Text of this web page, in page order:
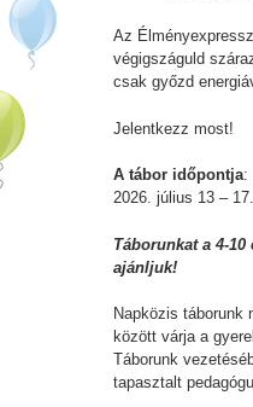
Az
végigszáguld
csak győzd
Jelentkezz most!
A tábor időpontja:
2026. július 13 – 17.
Táborunkat a 4-
ajánljuk!
Napközis táborunk
között várja a
Táborunk
tapasztalt